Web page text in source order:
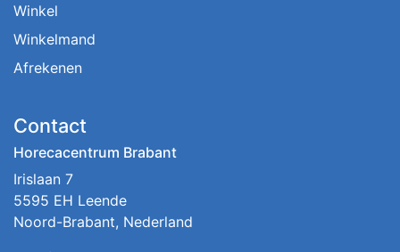
Winkel
Winkelmand
Afrekenen
Contact
Horecacentrum Brabant
Irislaan 7
5595 EH Leende
Noord-Brabant, Nederland